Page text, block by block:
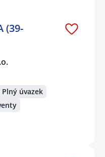
(39-
Plný úvazek